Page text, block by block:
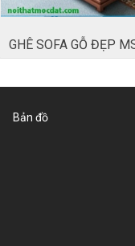
GHÊ SOFA GỖ ĐẸP
Bản đồ